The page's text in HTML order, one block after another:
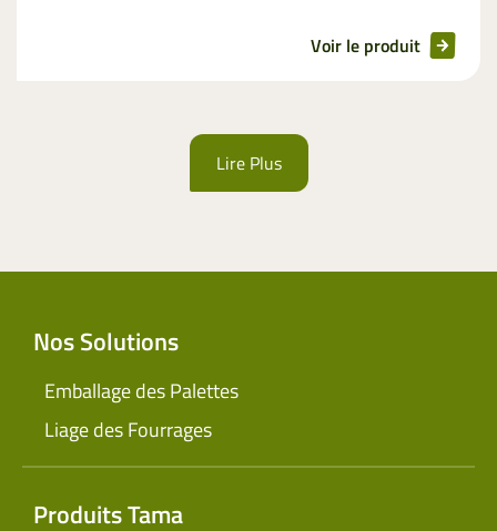
Voir le produit
Lire Plus
Nos Solutions
Emballage des Palettes
Liage des Fourrages
Produits Tama